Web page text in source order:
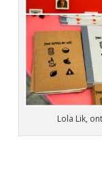
Lola Lik,